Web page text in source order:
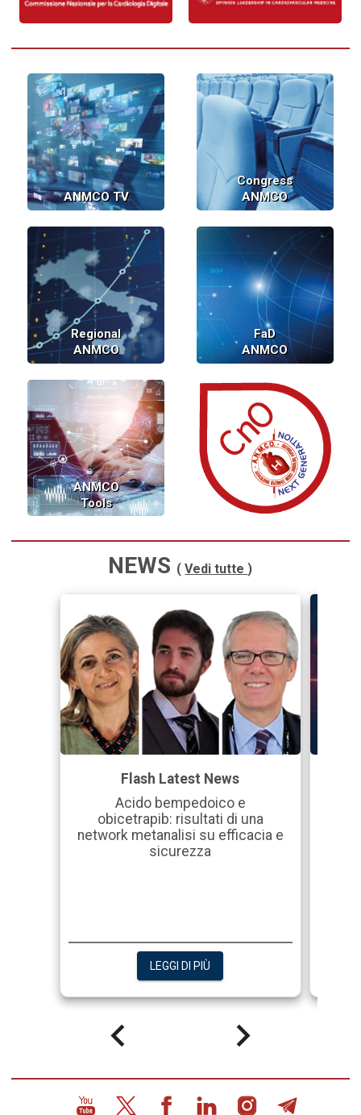
ANMCO TV
Congress
ANMCO
Regional
ANMCO
FaD
ANMCO
ANMCO
Tools
NEWS (Vedi tutte )
Flash Latest News
Acido bempedoico e
obicetrapib: risultati di una
network metanalisi su efficacia e
sicurezza
LEGGI DI PIÙ
keyboard_arrow_left keyboard_arrow_right